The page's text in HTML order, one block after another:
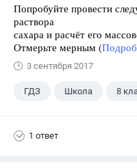
Попробуйте провести
раствора
сахара и расчёт его
Отмерьте мерным (
3 сентября 2017
ГДЗ Школа 8
1 ответ